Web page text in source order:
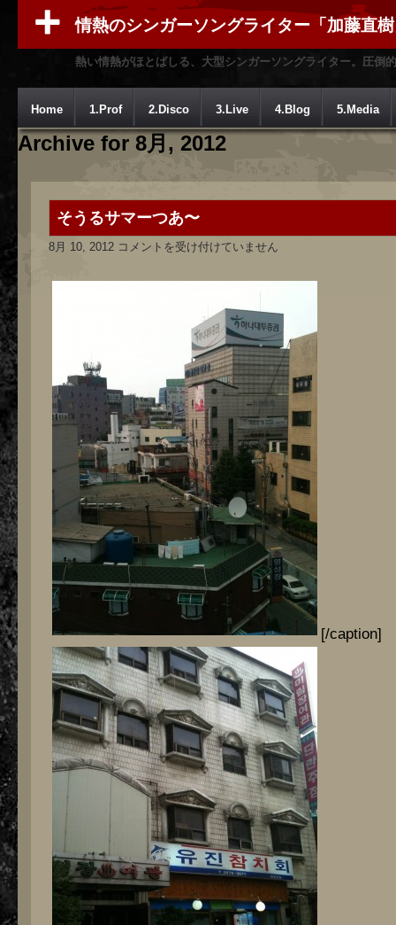
情熱のシンガーソングライター「加藤直
熱い情熱がほとばしる、大型シンガーソングライター。圧倒
Home 1.Prof 2.Disco 3.Live 4.Blog 5.Media
Archive for 8月, 2012
そうるサマーつあ〜
8月 10, 2012 そ
サ
コメントを受け付けていません
[/caption]